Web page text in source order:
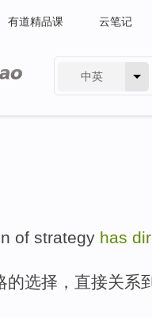
有道精品课 云笔记
中英
of strategy has
的选择 ， 直接关系